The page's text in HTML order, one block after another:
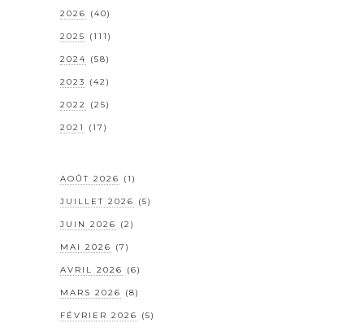
2026 (40)
2025 (111)
2024 (58)
2023 (42)
2022 (25)
2021 (17)
AOÛT 2026 (1)
JUILLET 2026 (5)
JUIN 2026 (2)
MAI 2026 (7)
AVRIL 2026 (6)
MARS 2026 (8)
FÉVRIER 2026 (5)